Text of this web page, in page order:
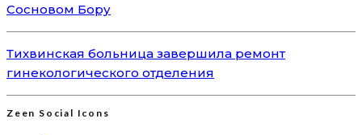
Сосновом Бору
Тихвинская больница завершила ремонт
гинекологического отделения
Zeen Social Icons